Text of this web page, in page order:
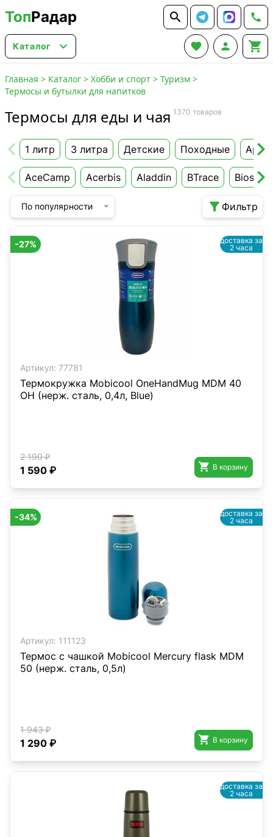
ТопРадар  
Каталог    
Главная > Каталог > Хобби и спорт > Туризм >
Термосы и бутылки для напитков
Термосы для еды и чая 1370 товаров
1 литр 3 литра Детские Походные
AceCamp Acerbis Aladdin BTrace Biostal
По популярности  Фильтр
Артикул: 77781
Термокружка Mobicool OneHandMug MDM 40
OH (нерж. сталь, 0,4л, Blue)
2 190 ₽
1 590 ₽  В корзину
-27%
доставка за
2 часа
Артикул: 111123
Термос с чашкой Mobicool Mercury flask MDM
50 (нерж. сталь, 0,5л)
1 943 ₽
1 290 ₽  В корзину
-34%
доставка за
2 часа
доставка за
2 часа